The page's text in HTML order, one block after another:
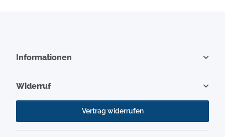
Informationen
Widerruf
Vertrag widerrufen